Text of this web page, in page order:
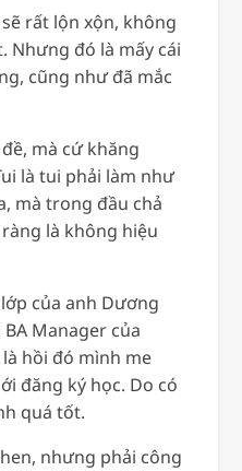
rất lộn xộn, không
Nhưng đó là mấy cái
cũng như đã mắc
mà cứ khăng
là tui phải làm như
mà trong đầu chả
là không hiệu
của anh Dương
Manager của
hồi đó mình me
đăng ký học. Do có
quá tốt.
nhưng phải công